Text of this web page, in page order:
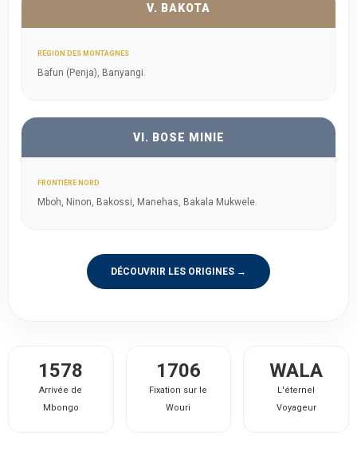
V. BAKOTA
RÉGION DES MONTAGNES
Bafun (Penja), Banyangi.
VI. BOSE MINIE
FRONTIÈRE NORD
Mboh, Ninon, Bakossi, Manehas, Bakala Mukwele.
DÉCOUVRIR LES ORIGINES →
1578
Arrivée de
Mbongo
1706
Fixation sur le
Wouri
WALA
L'éternel
Voyageur